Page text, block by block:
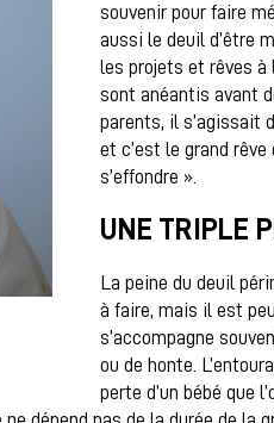
souvenir pour faire
aussi le deuil d’être
les projets et rêves à
sont anéantis avant
parents, il s’agissait
et c’est le grand
s’effondre ».
UNE TRIPLE
La peine du deuil
à faire, mais il est
s’accompagne
ou de honte.
perte d’un bébé que